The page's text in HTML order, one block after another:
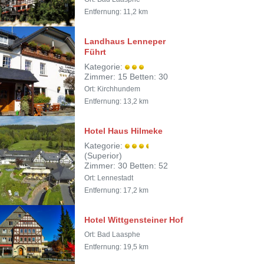
Entfernung: 11,2 km
Landhaus Lenneper
Führt
Kategorie:
Zimmer: 15 Betten: 30
Ort: Kirchhundem
Entfernung: 13,2 km
Hotel Haus Hilmeke
Kategorie:
(Superior)
Zimmer: 30 Betten: 52
Ort: Lennestadt
Entfernung: 17,2 km
Hotel Wittgensteiner Hof
Ort: Bad Laasphe
Entfernung: 19,5 km